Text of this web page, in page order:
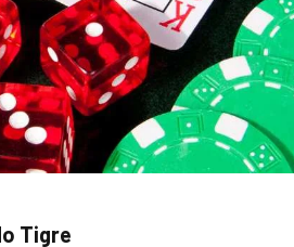
Tigre